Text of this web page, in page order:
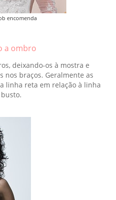
encomenda
a ombro
deixando-os à mostra e
nos braços. Geralmente as
linha reta em relação à linha